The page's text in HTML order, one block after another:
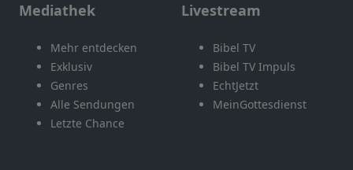
Mediathek
Mehr entdecken
Exklusiv
Genres
Alle Sendungen
Letzte Chance
Livestream
Bibel TV
Bibel TV Impuls
EchtJetzt
MeinGottesdienst